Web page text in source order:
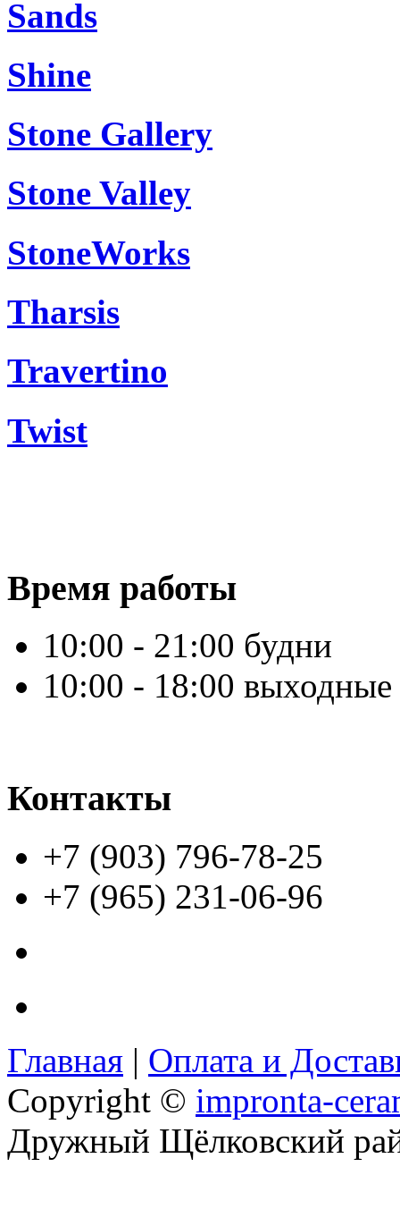
Sands
Shine
Stone Gallery
Stone Valley
StoneWorks
Tharsis
Travertino
Twist
Время работы
10:00 - 21:00 будни
10:00 - 18:00 выходные
Контакты
+7 (903) 796-78-25
+7 (965) 231-06-96
Главная | Оплата и
Copyright © impronta-
Дружный Щёлковский